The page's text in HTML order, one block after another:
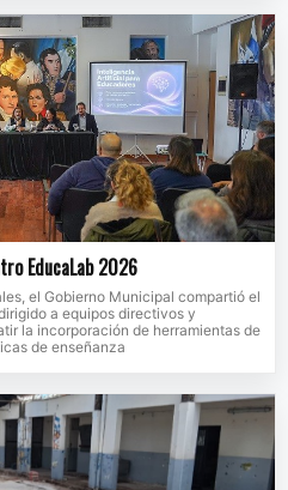
EducaLab 2026
el Gobierno Municipal compartió el
a equipos directivos y
la incorporación de herramientas de
de enseñanza